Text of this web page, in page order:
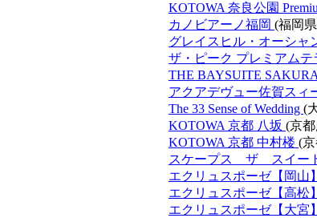
KOTOWA 奈良公園
カノビアーノ福岡 (福岡
グレイスヒル・オーシャ
ザ・ピーク プレミアムテ
THE BAYSUITE
アクアデヴュー佐賀スィ
The 33 Sense of Wedding (
KOTOWA 京都 八坂 (京
KOTOWA 京都 中村楼 (
スケープス ザ スイー
エクリュスポーゼ【岡山
エクリュスポーゼ【高松
エクリュスポーゼ【大宮